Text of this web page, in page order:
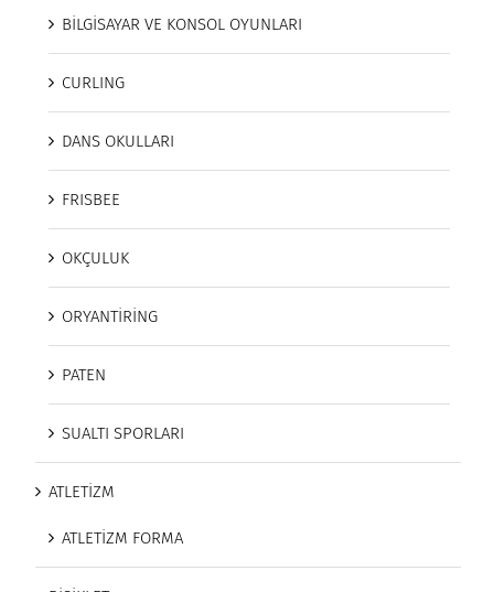
BİLGİSAYAR VE KONSOL OYUNLARI
CURLING
DANS OKULLARI
FRISBEE
OKÇULUK
ORYANTİRİNG
PATEN
SUALTI SPORLARI
ATLETİZM
ATLETİZM FORMA